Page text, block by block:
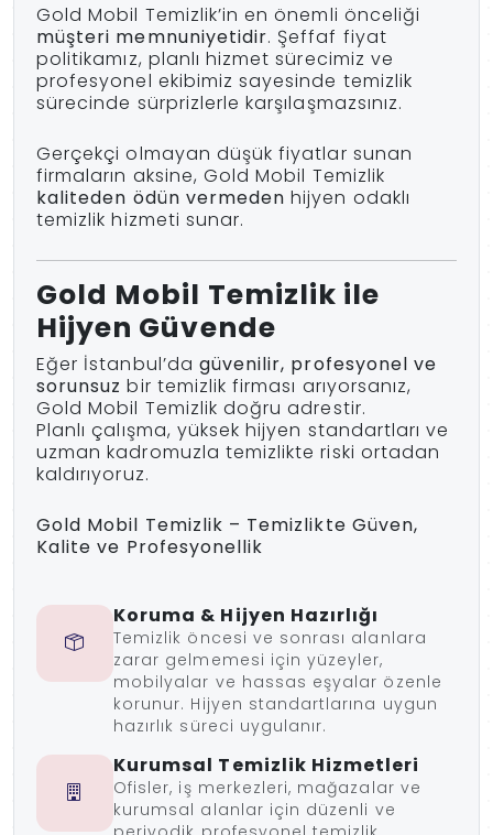
Gold Mobil Temizlik’in en önemli önceliği
müşteri memnuniyetidir. Şeffaf fiyat
politikamız, planlı hizmet sürecimiz ve
profesyonel ekibimiz sayesinde temizlik
sürecinde sürprizlerle karşılaşmazsınız.
Gerçekçi olmayan düşük fiyatlar sunan
firmaların aksine, Gold Mobil Temizlik
kaliteden ödün vermeden hijyen odaklı
temizlik hizmeti sunar.
Gold Mobil Temizlik ile
Hijyen Güvende
Eğer İstanbul’da güvenilir, profesyonel ve
sorunsuz bir temizlik firması arıyorsanız,
Gold Mobil Temizlik doğru adrestir.
Planlı çalışma, yüksek hijyen standartları ve
uzman kadromuzla temizlikte riski ortadan
kaldırıyoruz.
Gold Mobil Temizlik – Temizlikte Güven,
Kalite ve Profesyonellik
Koruma & Hijyen Hazırlığı
Temizlik öncesi ve sonrası alanlara
zarar gelmemesi için yüzeyler,
mobilyalar ve hassas eşyalar özenle
korunur. Hijyen standartlarına uygun
hazırlık süreci uygulanır.
Kurumsal Temizlik Hizmetleri
Ofisler, iş merkezleri, mağazalar ve
kurumsal alanlar için düzenli ve